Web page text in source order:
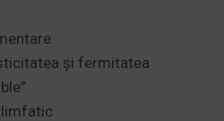
și fermitatea